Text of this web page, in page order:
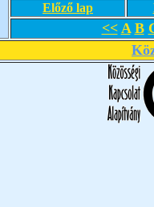
Előző lap
<< A B